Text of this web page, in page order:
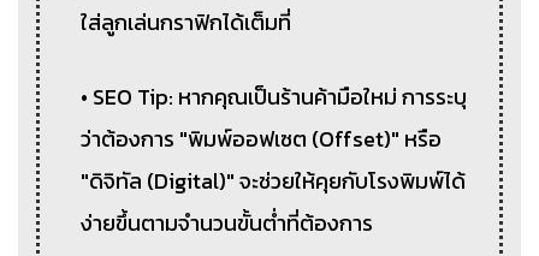
ใส่ลูกเล่นกราฟิกได้เต็มที่
• SEO Tip: หากคุณเป็นร้านค้ามือใหม่ การระบุ
ว่าต้องการ "พิมพ์ออฟเซต (Offset)" หรือ
"ดิจิทัล (Digital)" จะช่วยให้คุยกับโรงพิมพ์ได้
ง่ายขึ้นตามจำนวนขั้นต่ำที่ต้องการ